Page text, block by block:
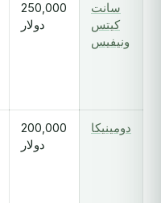
سانت
كيتس
ونيفيس
250,000
دولار
دومينيكا
200,000
دولار